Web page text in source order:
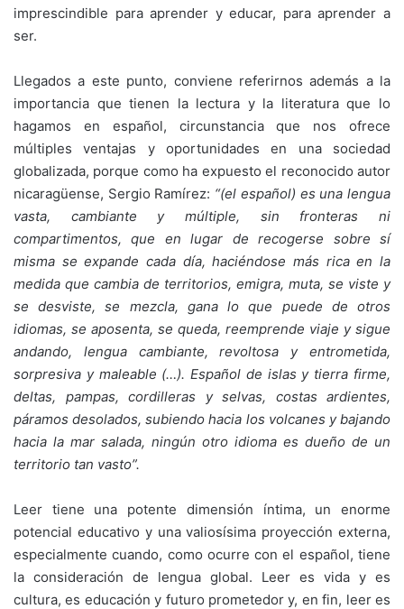
imprescindible para aprender y educar, para aprender a
ser.
Llegados a este punto, conviene referirnos además a la
importancia que tienen la lectura y la literatura que lo
hagamos en español, circunstancia que nos ofrece
múltiples ventajas y oportunidades en una sociedad
globalizada, porque como ha expuesto el reconocido autor
nicaragüense, Sergio Ramírez: “(el español) es una lengua
vasta, cambiante y múltiple, sin fronteras ni
compartimentos, que en lugar de recogerse sobre sí
misma se expande cada día, haciéndose más rica en la
medida que cambia de territorios, emigra, muta, se viste y
se desviste, se mezcla, gana lo que puede de otros
idiomas, se aposenta, se queda, reemprende viaje y sigue
andando, lengua cambiante, revoltosa y entrometida,
sorpresiva y maleable (…). Español de islas y tierra firme,
deltas, pampas, cordilleras y selvas, costas ardientes,
páramos desolados, subiendo hacia los volcanes y bajando
hacia la mar salada, ningún otro idioma es dueño de un
territorio tan vasto”.
Leer tiene una potente dimensión íntima, un enorme
potencial educativo y una valiosísima proyección externa,
especialmente cuando, como ocurre con el español, tiene
la consideración de lengua global. Leer es vida y es
cultura, es educación y futuro prometedor y, en fin, leer es